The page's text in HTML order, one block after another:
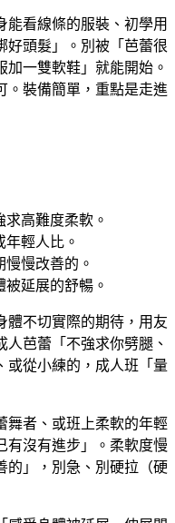
看線條的服裝、初學用
好頭髮」。別被「芭蕾很
一雙軟鞋」就能開始。
。裝備簡單，重點是走進
求高難度柔軟。
年輕人比。
慢慢改善的。
被延展的舒暢。
體不切實際的期待，用友
芭蕾「不強求你劈腿、
或從小練的，成人班「量
者、或班上柔軟的年輕
有沒有進步」。柔軟度慢
」，別急、別硬拉（硬